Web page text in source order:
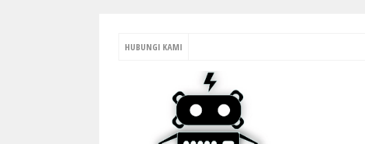
HUBUNGI KAMI